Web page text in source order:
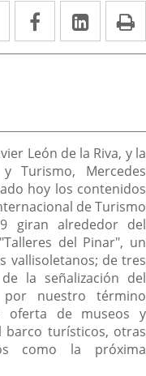
Twitter
Enlace Facebook
Enlace
a
externa.
Enlace
a
León de la Riva, y la
Turismo, Mercedes
hoy los contenidos
de Turismo
giran alrededor del
del Pinar", un
vallisoletanos; de tres
la señalización del
nuestro término
oferta de museos y
barco turísticos, otras
como la próxima